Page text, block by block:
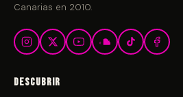
Canarias en 2010.
Descubrir